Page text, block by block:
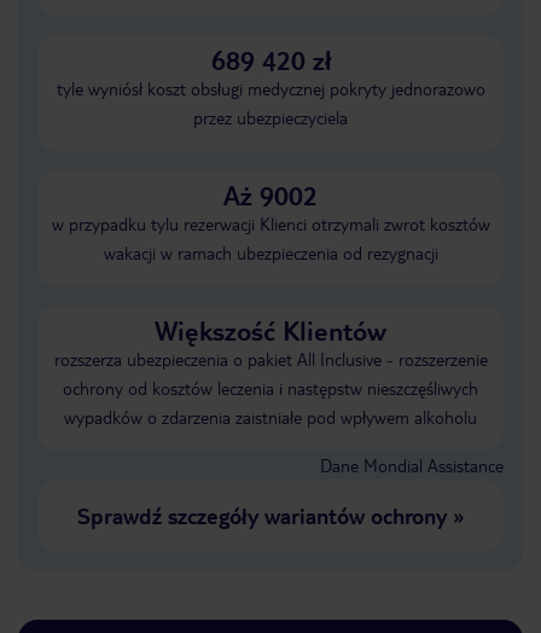
689 420 zł
tyle wyniósł koszt obsługi medycznej pokryty jednorazowo
przez ubezpieczyciela
Aż 9002
w przypadku tylu rezerwacji Klienci otrzymali zwrot kosztów
wakacji w ramach ubezpieczenia od rezygnacji
Większość Klientów
rozszerza ubezpieczenia o pakiet All Inclusive - rozszerzenie
ochrony od kosztów leczenia i następstw nieszczęśliwych
wypadków o zdarzenia zaistniałe pod wpływem alkoholu
Dane Mondial Assistance
Sprawdź szczegóły wariantów ochrony»